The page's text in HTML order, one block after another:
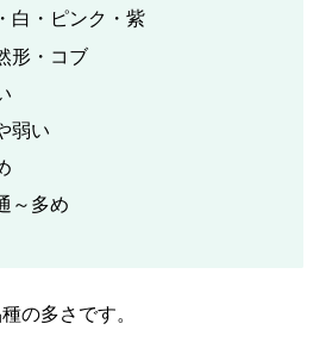
・ピンク・紫
形・コブ
い
多め
の多さです。